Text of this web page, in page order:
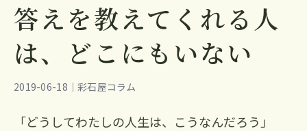
答えを教えてくれる人
は、どこにもいない
2019-06-18｜彩石屋コラム
「どうしてわたしの人生は、こうなんだろう」